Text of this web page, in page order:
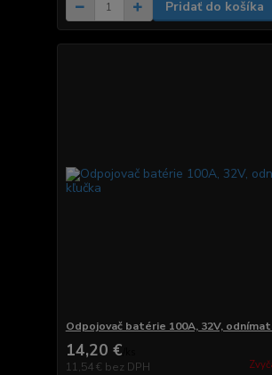
Pridať do košíka
Odpojovač batérie 100A, 32V,
14,20 €
11,54 € bez DPH